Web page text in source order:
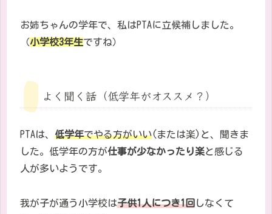
お姉ちゃんの学年で、私はPTAに立候補しました。
（小学校3年生ですね）
よく聞く話（低学年がオススメ？）
PTAは、 低学年でやる方がいい( または楽)と、聞きま
した。低学年の方が仕事が少なかったり楽と感じる
人が多いようです。
我が子が通う小学校は子供1人につき1回 しなくて